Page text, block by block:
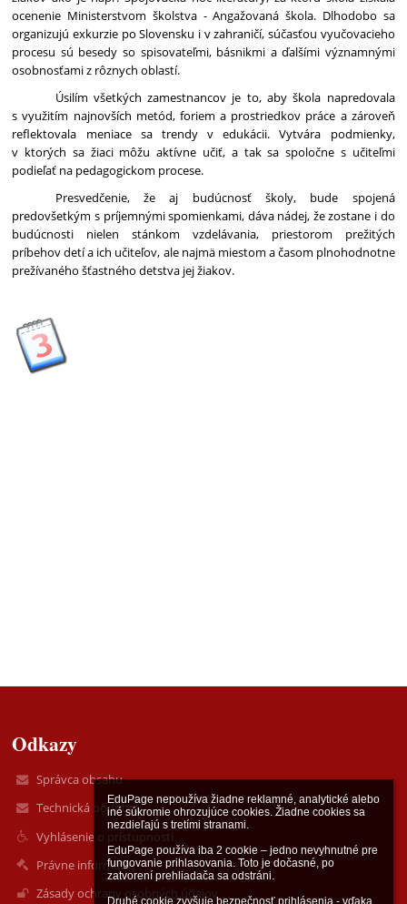
EduPage nepoužíva žiadne reklamné, analytické alebo
iné súkromie ohrozujúce cookies. Žiadne cookies sa
nezdieľajú s tretími stranami.
EduPage používa iba 2 cookie – jedno nevyhnutné pre
fungovanie prihlasovania. Toto je dočasné, po
zatvorení prehliadača sa odstráni.
Druhé cookie zvyšuje bezpečnosť prihlásenia - vďaka
ocenenie Ministerstvom školstva - Angažovaná škola. Dlhodobo sa
organizujú exkurzie po Slovensku i v zahraničí, súčasťou vyučovacieho
procesu sú besedy so spisovateľmi, básnikmi a ďalšími významnými
osobnosťami z rôznych oblastí.
Úsilím všetkých zamestnancov je to, aby škola napredovala
s využitím najnovších metód, foriem a prostriedkov práce a zároveň
reflektovala meniace sa trendy v edukácii. Vytvára podmienky,
v ktorých sa žiaci môžu aktívne učiť, a tak sa spoločne s učiteľmi
podieľať na pedagogickom procese.
Presvedčenie, že aj budúcnosť školy, bude spojená
predovšetkým s príjemnými spomienkami, dáva nádej, že zostane i do
budúcnosti nielen stánkom vzdelávania, priestorom prežitých
príbehov detí a ich učiteľov, ale najmä miestom a časom plnohodnotne
prežívaného šťastného detstva jej žiakov.
Odkazy
Správca obsahu
Technická podpora
Vyhlásenie o prístupnosti
Právne informácie
Zásady ochrany osobných údajov